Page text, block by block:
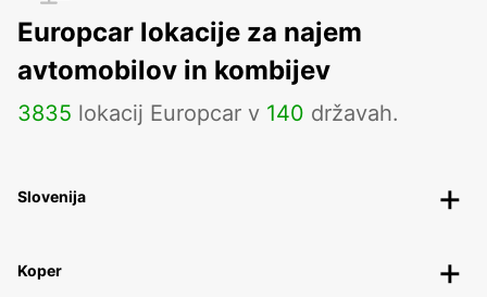
Europcar lokacije za najem
avtomobilov in kombijev
3835 lokacij Europcar v 140 državah.
Slovenija
Koper